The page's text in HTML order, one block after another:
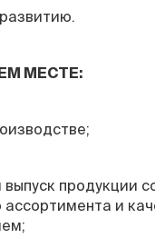
МЕСТЕ:
продукции
и